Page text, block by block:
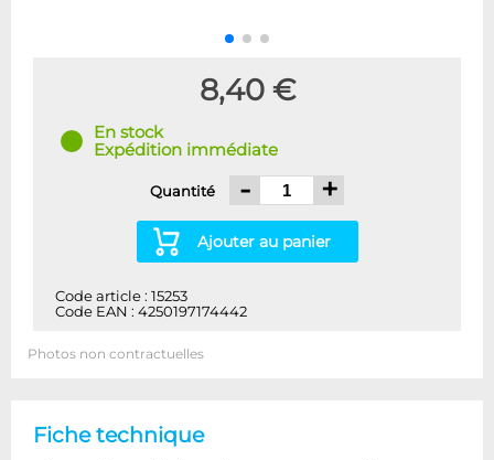
8,40 €
En stock
Expédition immédiate
Quantité - +
Ajouter au panier
Code article : 15253
Code EAN : 4250197174442
Photos non contractuelles
Fiche technique